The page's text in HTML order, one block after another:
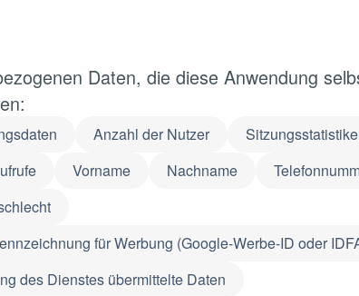
Daten, die diese Anwendung
Anzahl der Nutzer
Vorname Nachname
für Werbung (Google-Werbe-ID oder
des Dienstes übermittelte Daten